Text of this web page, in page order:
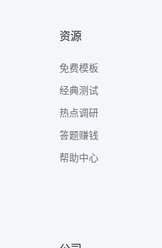
资源
免费模板
经典测试
热点调研
答题赚钱
帮助中心